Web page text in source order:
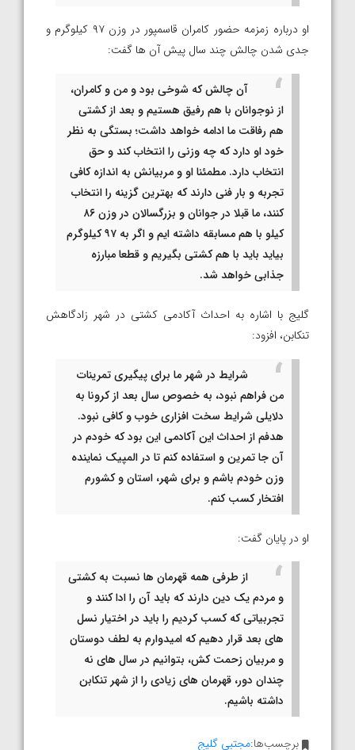
او درباره زمزمه حضور کامران قاسمپور در وزن ۹۷ کیلوگرم و
جدی شدن چالش چند سال پیش آن ها گفت:
آن چالش که شوخی بود و من و کامران،
از نوجوانان با هم رفیق هستیم و بعد از کشتی
هم رفاقت ما ادامه خواهد داشت؛ بستگی به نظر
خود او دارد که چه وزنی را انتخاب کند و حق
انتخاب دارد. مطمئنا او و مربیانش به اندازه کافی
تجربه و بار فنی دارند که بهترین گزینه را انتخاب
کنند، ما قبلا در جوانان و بزرگسالان در وزن ۸۶
کیلو با هم مسابقه داشته ایم و اگر به ۹۷ کیلوگرم
بیاید باید با هم کشتی بگیریم و قطعا مبارزه
جذابی خواهد شد.
گلیج با اشاره به احداث آکادمی کشتی در شهر زادگاهش
تنکابن، افزود:
شرایط در شهر ما برای پیگیری تمرینات
من فراهم نبود، به خصوص سال بعد از کرونا به
دلایلی شرایط سخت افزاری خوب و کافی نبود.
هدفم از احداث این آکادمی این بود که خودم در
آن جا تمرین و استفاده کنم تا در المپیک نماینده
وزن خودم باشم و برای شهر، استان و کشورم
افتخار کسب کنم.
او در پایان گفت:
از طرفی همه قهرمان ها نسبت به کشتی
و مردم یک دین دارند که باید آن را ادا کنند و
تجربیاتی که کسب کردیم را باید در اختیار نسل
های بعد قرار دهیم که امیدوارم به لطف دوستان
و مربیان زحمت کش، بتوانیم در سال های نه
چندان دور، قهرمان های زیادی را از شهر تنکابن
داشته باشیم.
برچسب‌ها:مجتبی گلیج